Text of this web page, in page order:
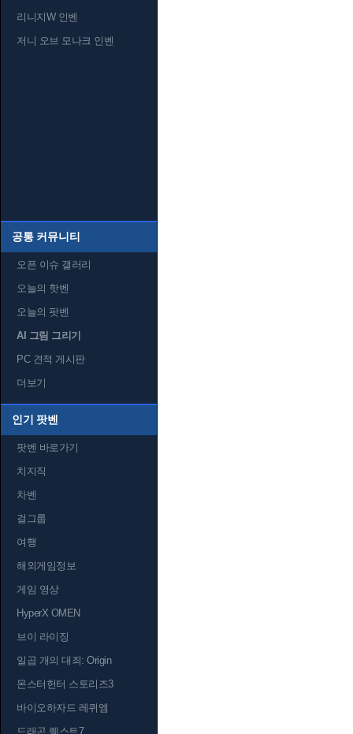
리니지W 인벤
저니 오브 모나크 인벤
공통 커뮤니티
오픈 이슈 갤러리
오늘의 핫벤
오늘의 팟벤
AI 그림 그리기
PC 견적 게시판
더보기
인기 팟벤
팟벤 바로가기
치지직
차벤
걸그룹
여행
해외게임정보
게임 영상
HyperX OMEN
브이 라이징
일곱 개의 대죄: Origin
몬스터헌터 스토리즈3
바이오하자드 레퀴엠
드래곤 퀘스트7